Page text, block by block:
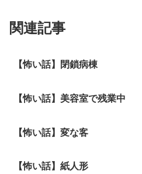
関連記事
【怖い話】閉鎖病棟
【怖い話】美容室で残業中
【怖い話】変な客
【怖い話】紙人形